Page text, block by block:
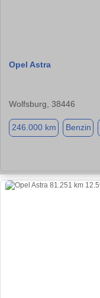
Opel Astra
Wolfsburg, 38446
246.000 km Benzin